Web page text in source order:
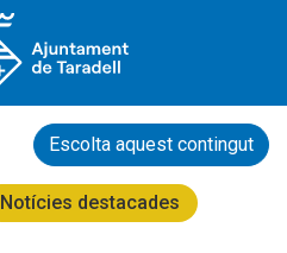
Escolta aquest contingut
Notícies destacades